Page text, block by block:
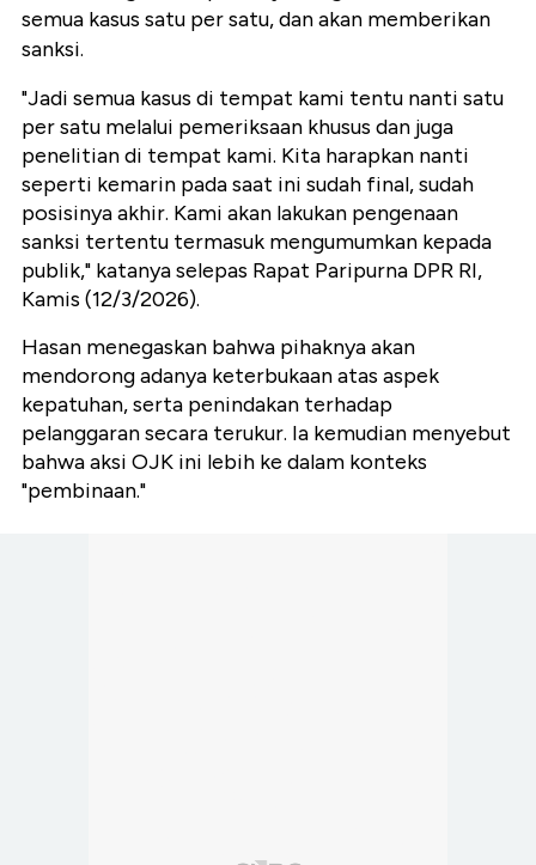
semua kasus satu per satu, dan akan memberikan
sanksi.
"Jadi semua kasus di tempat kami tentu nanti satu
per satu melalui pemeriksaan khusus dan juga
penelitian di tempat kami. Kita harapkan nanti
seperti kemarin pada saat ini sudah final, sudah
posisinya akhir. Kami akan lakukan pengenaan
sanksi tertentu termasuk mengumumkan kepada
publik," katanya selepas Rapat Paripurna DPR RI,
Kamis (12/3/2026).
Hasan menegaskan bahwa pihaknya akan
mendorong adanya keterbukaan atas aspek
kepatuhan, serta penindakan terhadap
pelanggaran secara terukur. Ia kemudian menyebut
bahwa aksi OJK ini lebih ke dalam konteks
"pembinaan."